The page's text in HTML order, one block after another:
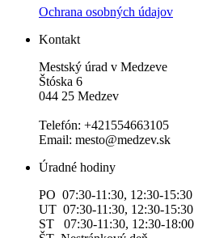
Ochrana osobných údajov
Kontakt
Mestský úrad v Medzeve
Štóska 6
044 25 Medzev
Telefón: +421554663105
Email: mesto@medzev.sk
Úradné hodiny
PO 07:30-11:30, 12:30-15:30
UT 07:30-11:30, 12:30-15:30
ST 07:30-11:30, 12:30-18:00